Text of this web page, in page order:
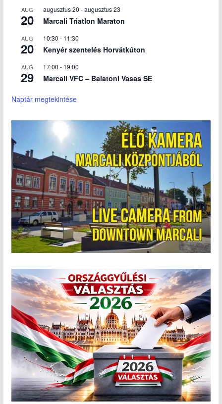
AUG
20
augusztus 20 -augusztus 23
Marcali Triatlon Maraton
AUG
20
10:30 - 11:30
Kenyér szentelés Horvátkúton
AUG
29
17:00 - 19:00
Marcali VFC – Balatoni Vasas SE
Naptár megtekintése